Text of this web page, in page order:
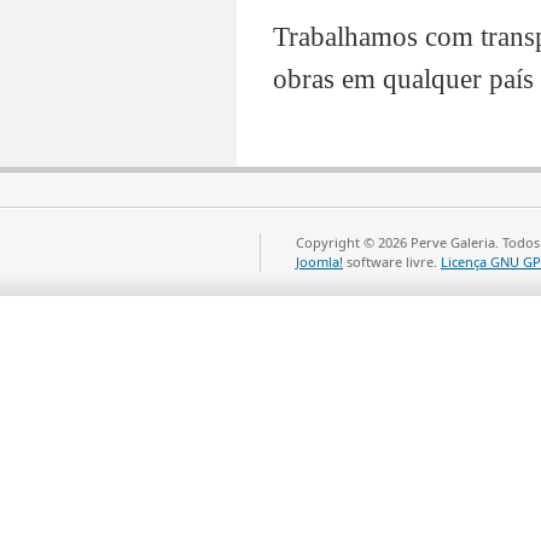
Trabalhamos com
obras em qualquer
Copyright © 2026 Perve Galeria.
Joomla! software livre. Licença GNU